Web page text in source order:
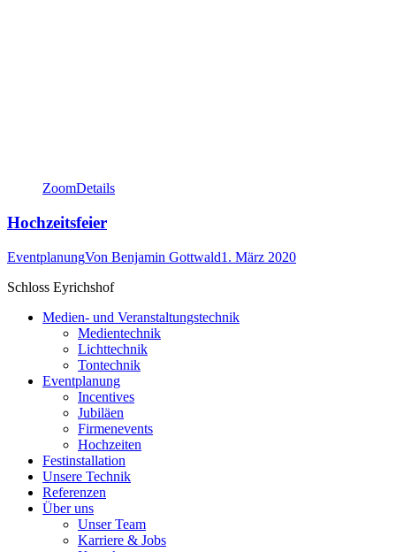
ZoomDetails
Hochzeitsfeier
EventplanungVon Benjamin Gottwald1. März 2020
Schloss Eyrichshof
Medien- und Veranstaltungstechnik
Medientechnik
Lichttechnik
Tontechnik
Eventplanung
Incentives
Jubiläen
Firmenevents
Hochzeiten
Festinstallation
Unsere Technik
Referenzen
Über uns
Unser Team
Karriere & Jobs